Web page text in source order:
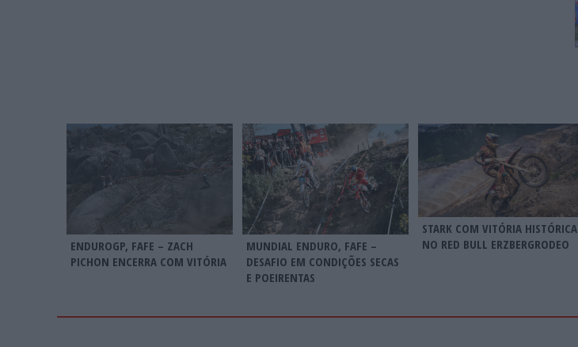
ENDUROGP, FAFE – ZACH
PICHON ENCERRA COM VITÓRIA
MUNDIAL ENDURO, FAFE –
DESAFIO EM CONDIÇÕES SECAS
E POEIRENTAS
STARK COM VITÓRIA HISTÓRICA
NO RED BULL ERZBERGRODEO